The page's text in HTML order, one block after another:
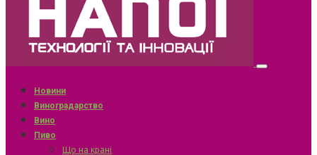
Новини
Виноградарство
Вино
Пиво
Що на крані